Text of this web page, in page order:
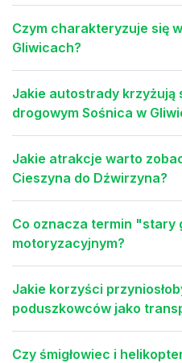
Czym charakteryzuje się
Gliwicach?
Jakie autostrady krzyżują
drogowym Sośnica w
Jakie atrakcje warto
Cieszyna do Dźwirzyna?
Co oznacza termin "stary
motoryzacyjnym?
Jakie korzyści
poduszkowców jako
Czy śmigłowiec i